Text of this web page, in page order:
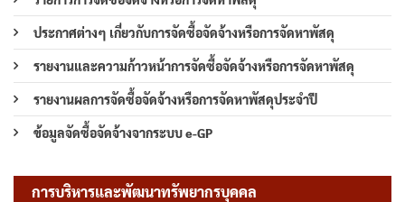
ประกาศต่างๆ เกี่ยวกับการจัดซื้อจัดจ้างหรือการจัดหาพัสดุ
รายงานและความก้าวหน้าการจัดซื้อจัดจ้างหรือการจัดหาพัสดุ
รายงานผลการจัดซื้อจัดจ้างหรือการจัดหาพัสดุประจำปี
ข้อมูลจัดซื้อจัดจ้างจากระบบ e-GP
การบริหารและพัฒนาทรัพยากรบุคคล